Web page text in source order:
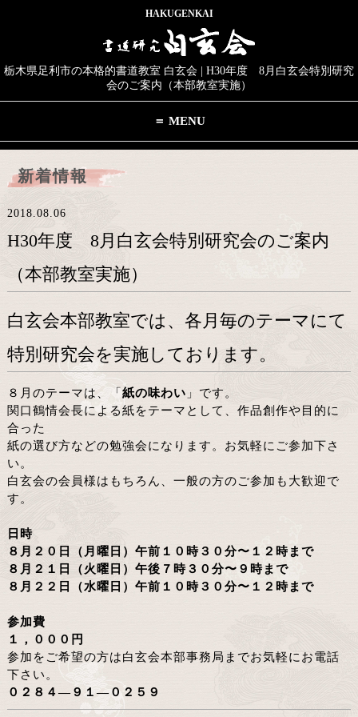
HAKUGENKAI
栃木県足利市の本格的書道教室 白玄会 | H30年度 8月白玄会特別研究
会のご案内（本部教室実施）
＝ MENU
新着情報
2018.08.06
H30年度 8月白玄会特別研究会のご案内
（本部教室実施）
白玄会本部教室では、各月毎のテーマにて
特別研究会を実施しております。
８月のテーマは、「 紙の味わい 」です。
関口鶴情会長による紙をテーマとして、作品創作や目的に
合った
紙の選び方などの勉強会になります。お気軽にご参加下さ
い。
白玄会の会員様はもちろん、一般の方のご参加も大歓迎で
す。
日時
８月２０日（月曜日）午前１０時３０分〜１２時まで
８月２１日（火曜日）午後７時３０分〜９時まで
８月２２日（水曜日）午前１０時３０分〜１２時まで
参加費
１，０００円
参加をご希望の方は白玄会本部事務局までお気軽にお電話
下さい。
０２８４―９１―０２５９